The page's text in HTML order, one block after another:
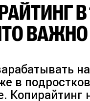
В
в
Копирайтинг